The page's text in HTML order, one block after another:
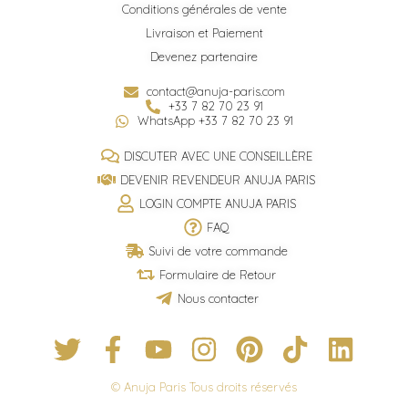
Conditions générales de vente
Livraison et Paiement
Devenez partenaire
contact@anuja-paris.com
+33 7 82 70 23 91
WhatsApp +33 7 82 70 23 91
DISCUTER AVEC UNE CONSEILLÈRE
DEVENIR REVENDEUR ANUJA PARIS
LOGIN COMPTE ANUJA PARIS
FAQ
Suivi de votre commande
Formulaire de Retour
Nous contacter
© Anuja Paris Tous droits réservés